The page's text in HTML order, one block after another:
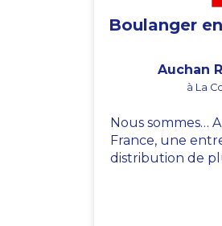
Boulanger
Auchan
à La
Nous sommes…
France, une
distribution de